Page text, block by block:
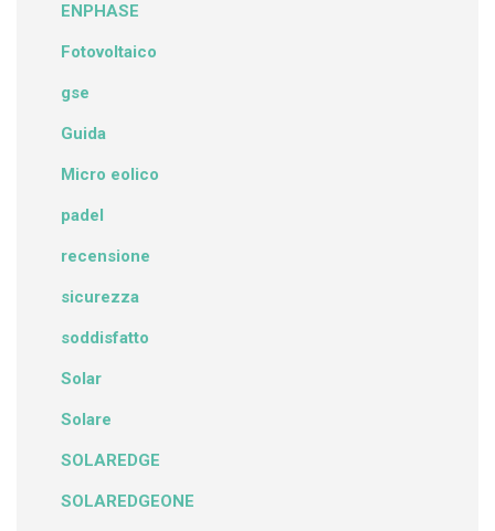
ENPHASE
Fotovoltaico
gse
Guida
Micro eolico
padel
recensione
sicurezza
soddisfatto
Solar
Solare
SOLAREDGE
SOLAREDGEONE